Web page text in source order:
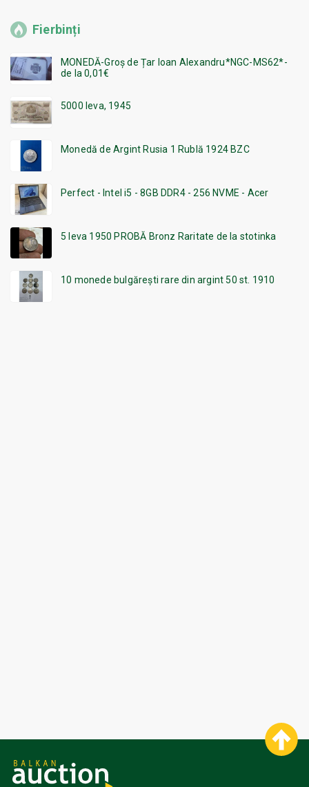
Fierbinți
MONEDĂ-Groș de Țar Ioan Alexandru*NGC-MS62*-
de la 0,01€
5000 leva, 1945
Monedă de Argint Rusia 1 Rublă 1924 BZC
Perfect - Intel i5 - 8GB DDR4 - 256 NVME - Acer
5 leva 1950 PROBĂ Bronz Raritate de la stotinka
10 monede bulgărești rare din argint 50 st. 1910